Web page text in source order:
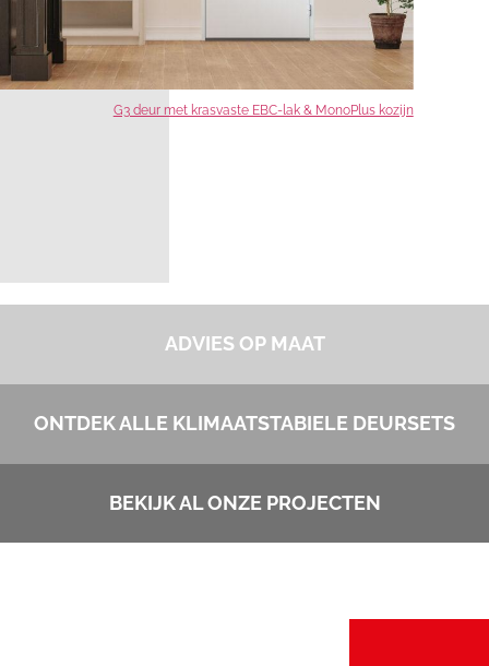
G3 deur met krasvaste EBC-lak & MonoPlus kozijn
ADVIES OP MAAT
ONTDEK ALLE KLIMAATSTABIELE DEURSETS
BEKIJK AL ONZE PROJECTEN